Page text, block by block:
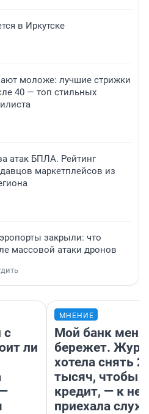
в Иркутске
моложе: лучшие стрижки
40 — топ стильных
атак БПЛА. Рейтинг
маркетплейсов из
закрыли: что
массовой атаки дронов
с
ли
МНЕНИЕ
Мой банк меня
бережет.
хотела снять
тысяч, чтобы
кредит, — к
приехала